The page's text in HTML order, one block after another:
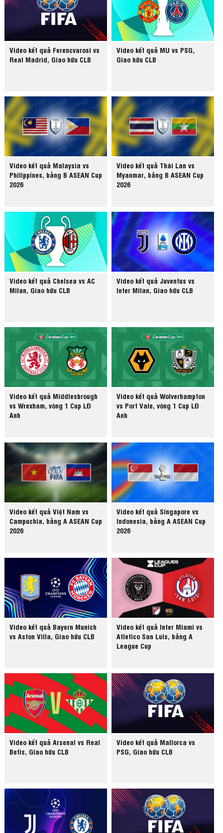
Video kết quả Ferencvarosi vs
Real Madrid, Giao hữu CLB
Video kết quả MU vs PSG,
Giao hữu CLB
Video kết quả Malaysia vs
Philippines, bảng B ASEAN Cup
2026
Video kết quả Thái Lan vs
Myanmar, bảng B ASEAN Cup
2026
Video kết quả Chelsea vs AC
Milan, Giao hữu CLB
Video kết quả Juventus vs
Inter Milan, Giao hữu CLB
Video kết quả Middlesbrough
vs Wrexham, vòng 1 Cup LĐ
Anh
Video kết quả Wolverhampton
vs Port Vale, vòng 1 Cup LĐ
Anh
Video kết quả Việt Nam vs
Campuchia, bảng A ASEAN Cup
2026
Video kết quả Singapore vs
Indonesia, bảng A ASEAN Cup
2026
Video kết quả Bayern Munich
vs Aston Villa, Giao hữu CLB
Video kết quả Inter Miami vs
Atletico San Luis, bảng A
League Cup
Video kết quả Arsenal vs Real
Betis, Giao hữu CLB
Video kết quả Mallorca vs
PSG, Giao hữu CLB